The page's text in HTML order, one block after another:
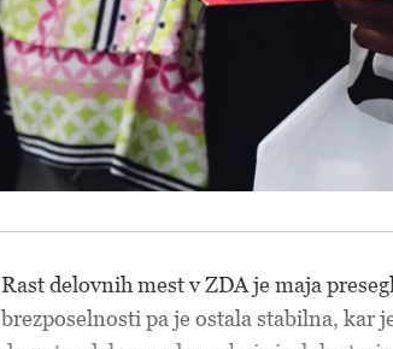
Rast delovnih mest v ZDA je maja
brezposelnosti pa je ostala stabilna, kar